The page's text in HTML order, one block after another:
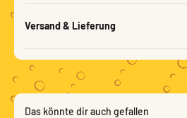
Versand & Lieferung